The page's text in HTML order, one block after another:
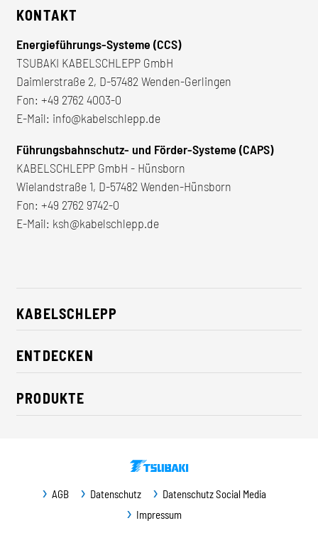
KONTAKT
Energieführungs-Systeme (CCS)
TSUBAKI KABELSCHLEPP GmbH
Daimlerstraße 2, D-57482 Wenden-Gerlingen
Fon: +49 2762 4003-0
E-Mail: info@kabelschlepp.de
Führungsbahnschutz- und Förder-Systeme (CAPS)
KABELSCHLEPP GmbH - Hünsborn
Wielandstraße 1, D-57482 Wenden-Hünsborn
Fon: +49 2762 9742-0
E-Mail: ksh@kabelschlepp.de
KABELSCHLEPP
Über uns
Karriere
CSR / Nachhaltigkeit
Kontakt
ENTDECKEN
Branchenlösungen
News
PRODUKTE
Führungsbahnschutz
AGB Datenschutz
Datenschutz Social Media
Impressum